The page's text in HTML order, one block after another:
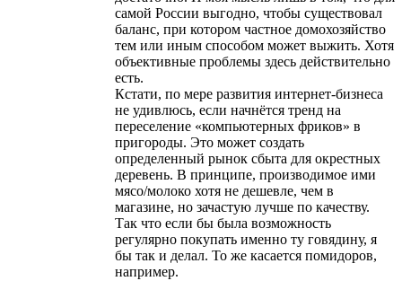
самой России выгодно, чтобы существовал
баланс, при котором частное домохозяйство
тем или иным способом может выжить. Хотя
объективные проблемы здесь действительно
есть.
Кстати, по мере развития интернет-бизнеса
не удивлюсь, если начнётся тренд на
переселение «компьютерных фриков» в
пригороды. Это может создать
определенный рынок сбыта для окрестных
деревень. В принципе, производимое ими
мясо/молоко хотя не дешевле, чем в
магазине, но зачастую лучше по качеству.
Так что если бы была возможность
регулярно покупать именно ту говядину, я
бы так и делал. То же касается помидоров,
например.